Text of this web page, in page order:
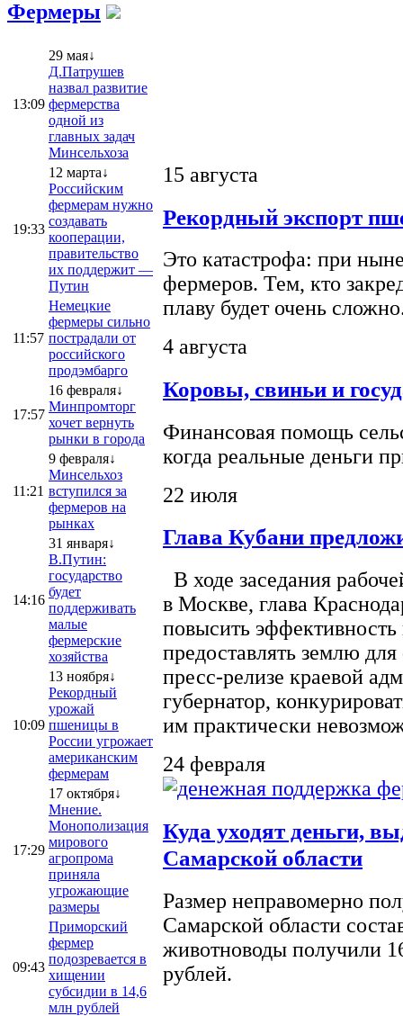
Фермеры
13:09
29 мая↓
Д.Патрушев
назвал развитие
фермерства
одной из
главных задач
Минсельхоза
19:33
12 марта↓
Российским
фермерам нужно
создавать
кооперации,
правительство
их поддержит —
Путин
11:57
Немецкие
фермеры сильно
пострадали от
российского
продэмбарго
17:57
16 февраля↓
Минпромторг
хочет вернуть
рынки в города
11:21
9 февраля↓
Минсельхоз
вступился за
фермеров на
рынках
14:16
31 января↓
В.Путин:
государство
будет
поддерживать
малые
фермерские
хозяйства
10:09
13 ноября↓
Рекордный
урожай
пшеницы в
России угрожает
американским
фермерам
17:29
17 октября↓
Мнение.
Монополизация
мирового
агропрома
приняла
угрожающие
размеры
09:43
Приморский
фермер
подозревается в
хищении
субсидии в 14,6
млн рублей
15 августа
Рекордный экспорт
Это катастрофа: при
фермеров. Тем, кто
плаву будет очень
4 августа
Коровы, свиньи и
Финансовая помощь
когда реальные деньги
22 июля
Глава Кубани
В ходе заседания
в Москве, глава
повысить эффективность
предоставлять землю
пресс-релизе краевой
губернатор,
им практически
24 февраля
Куда уходят деньги,
Самарской области
Размер неправомерно
Самарской области
животноводы получили
рублей.